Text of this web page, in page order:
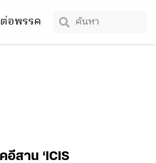
อพรรค
สาน ‘ICIS